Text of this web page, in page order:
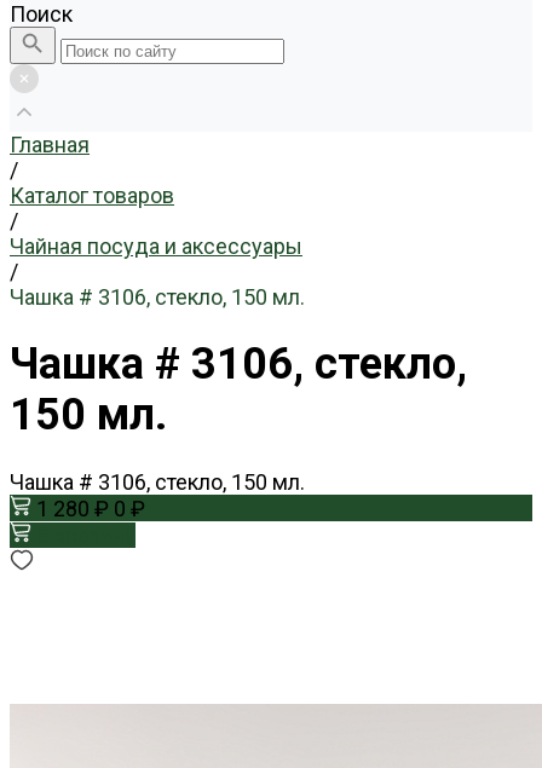
Поиск
Главная
/
Каталог товаров
/
Чайная посуда и аксессуары
/
Чашка # 3106, стекло, 150 мл.
Чашка # 3106, стекло,
150 мл.
Чашка # 3106, стекло, 150 мл.
1 280 ₽ 0 ₽